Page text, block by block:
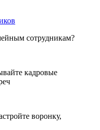
сотрудникам?
кадровые
воронку,